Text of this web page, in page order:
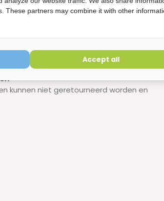
kunnen niet geretourneerd worden en
These partners may combine it with other
Accept all